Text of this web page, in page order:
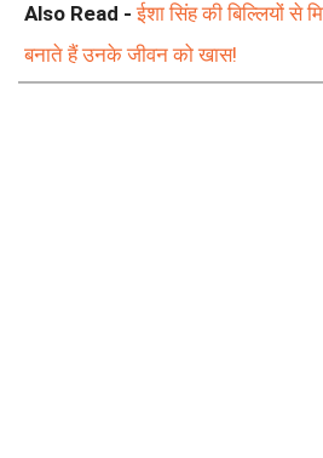
Also Read -ईशा सिंह की बिल्लियों से
बनाते हैं उनके जीवन को खास!